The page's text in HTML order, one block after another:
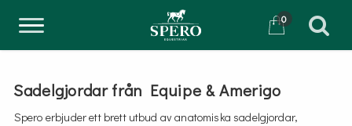
0
Sadelgjordar från Equipe & Amerigo
Spero erbjuder ett brett utbud av anatomiska sadelgjordar,